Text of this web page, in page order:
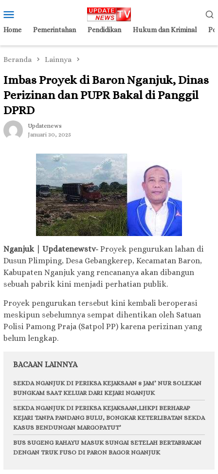
ke
kontenMobile
Home Pemerintahan Pendidikan Hukum dan Kriminal
Beranda Lainnya
Imbas Proyek di Baron Nganjuk, Dinas
Perizinan dan PUPR Bakal di Panggil
DPRD
Updatenews
Januari 30, 2025
Nganjuk | Updatenewstv- Proyek pengurukan lahan di
Dusun Plimping, Desa Gebangkerep, Kecamatan Baron,
Kabupaten Nganjuk yang rencananya akan dibangun
sebuah pabrik kini menjadi perhatian publik.
Proyek pengurukan tersebut kini kembali beroperasi
meskipun sebelumnya sempat dihentikan oleh Satuan
Polisi Pamong Praja (Satpol PP) karena perizinan yang
belum lengkap.
BACAAN LAINNYA
SEKDA NGANJUK DI PERIKSA KEJAKSAAN 8 JAM’ NUR SOLEKAN
BUNGKAM SAAT KELUAR DARI KEJARI NGANJUK
SEKDA NGANJUK DI PERIKSA KEJAKSAAN,LHKPI BERHARAP
KEJARI TANPA PANDANG BULU, BONGKAR KETERLIBATAN SEKDA
KASUS BENDUNGAN MARGOPATUT’
BUS SUGENG RAHAYU MASUK SUNGAI SETELAH BERTABRAKAN
DENGAN TRUK FUSO DI PARON BAGOR NGANJUK